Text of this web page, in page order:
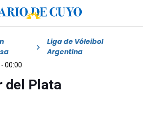
Liga de Vóleibol
Argentina
00:00
del Plata